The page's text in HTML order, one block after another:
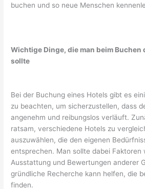
buchen und so neue Menschen
Wichtige Dinge, die man beim Buchen
sollte
Bei der Buchung eines Hotels gibt es
zu beachten, um sicherzustellen, dass
angenehm und reibungslos verläuft.
ratsam, verschiedene Hotels zu
auszuwählen, die den eigenen
entsprechen. Man sollte dabei Faktoren
Ausstattung und Bewertungen anderer
gründliche Recherche kann helfen, die
finden.